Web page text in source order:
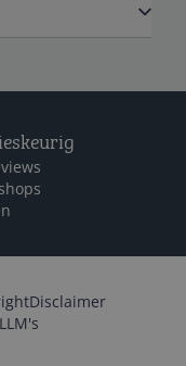
Disclaimer